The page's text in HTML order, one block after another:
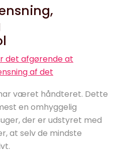
det afgørende at
af det
været håndteret. Dette
en omhyggelig
der er udstyret med
at selv de mindste